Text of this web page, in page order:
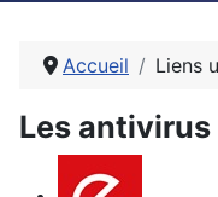
Accueil Liens
Les antivirus